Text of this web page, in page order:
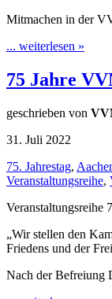
Mitmachen in der
... weiterlesen »
75 Jahre
geschrieben von
31. Juli 2022
75. Jahrestag,
Veranstaltungsreihe,
Veranstaltungsreihe
„Wir stellen den
Friedens und der
Nach der Befreiung